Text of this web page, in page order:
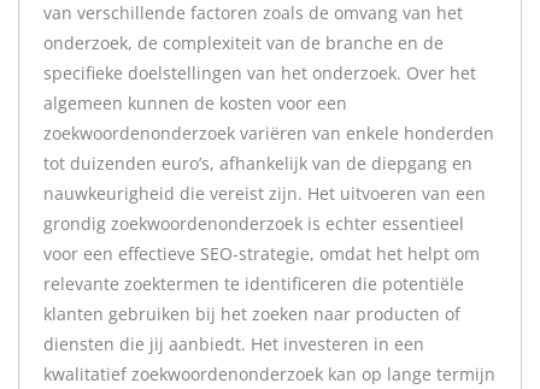
van verschillende factoren zoals de omvang van het
onderzoek, de complexiteit van de branche en de
specifieke doelstellingen van het onderzoek. Over het
algemeen kunnen de kosten voor een
zoekwoordenonderzoek variëren van enkele honderden
tot duizenden euro’s, afhankelijk van de diepgang en
nauwkeurigheid die vereist zijn. Het uitvoeren van een
grondig zoekwoordenonderzoek is echter essentieel
voor een effectieve SEO-strategie, omdat het helpt om
relevante zoektermen te identificeren die potentiële
klanten gebruiken bij het zoeken naar producten of
diensten die jij aanbiedt. Het investeren in een
kwalitatief zoekwoordenonderzoek kan op lange termijn